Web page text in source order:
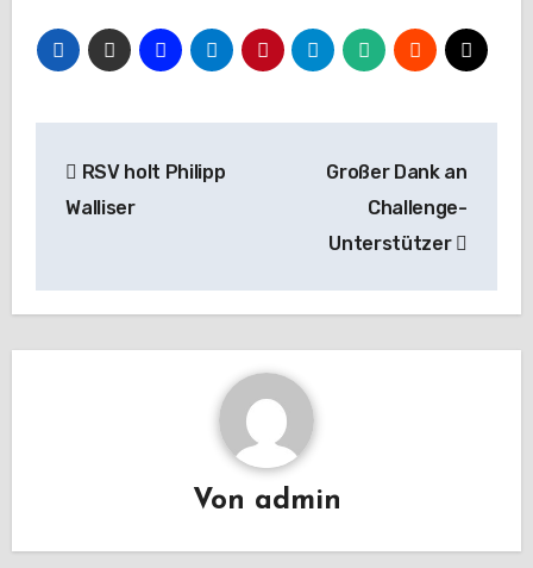
RSV holt Philipp
Walliser
Großer Dank an
Challenge-
Unterstützer
Von admin